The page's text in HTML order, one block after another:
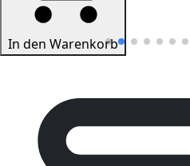
In den Warenkorb